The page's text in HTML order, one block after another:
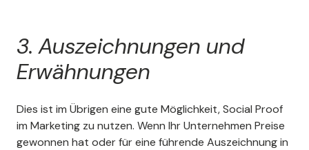
3. Auszeichnungen und
Erwähnungen
Dies ist im Übrigen eine gute Möglichkeit, Social Proof
im Marketing zu nutzen. Wenn Ihr Unternehmen Preise
gewonnen hat oder für eine führende Auszeichnung in